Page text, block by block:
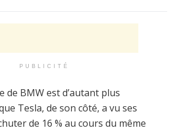
PUBLICITÉ
de BMW est d’autant plus
Tesla, de son côté, a vu ses
de 16 % au cours du même